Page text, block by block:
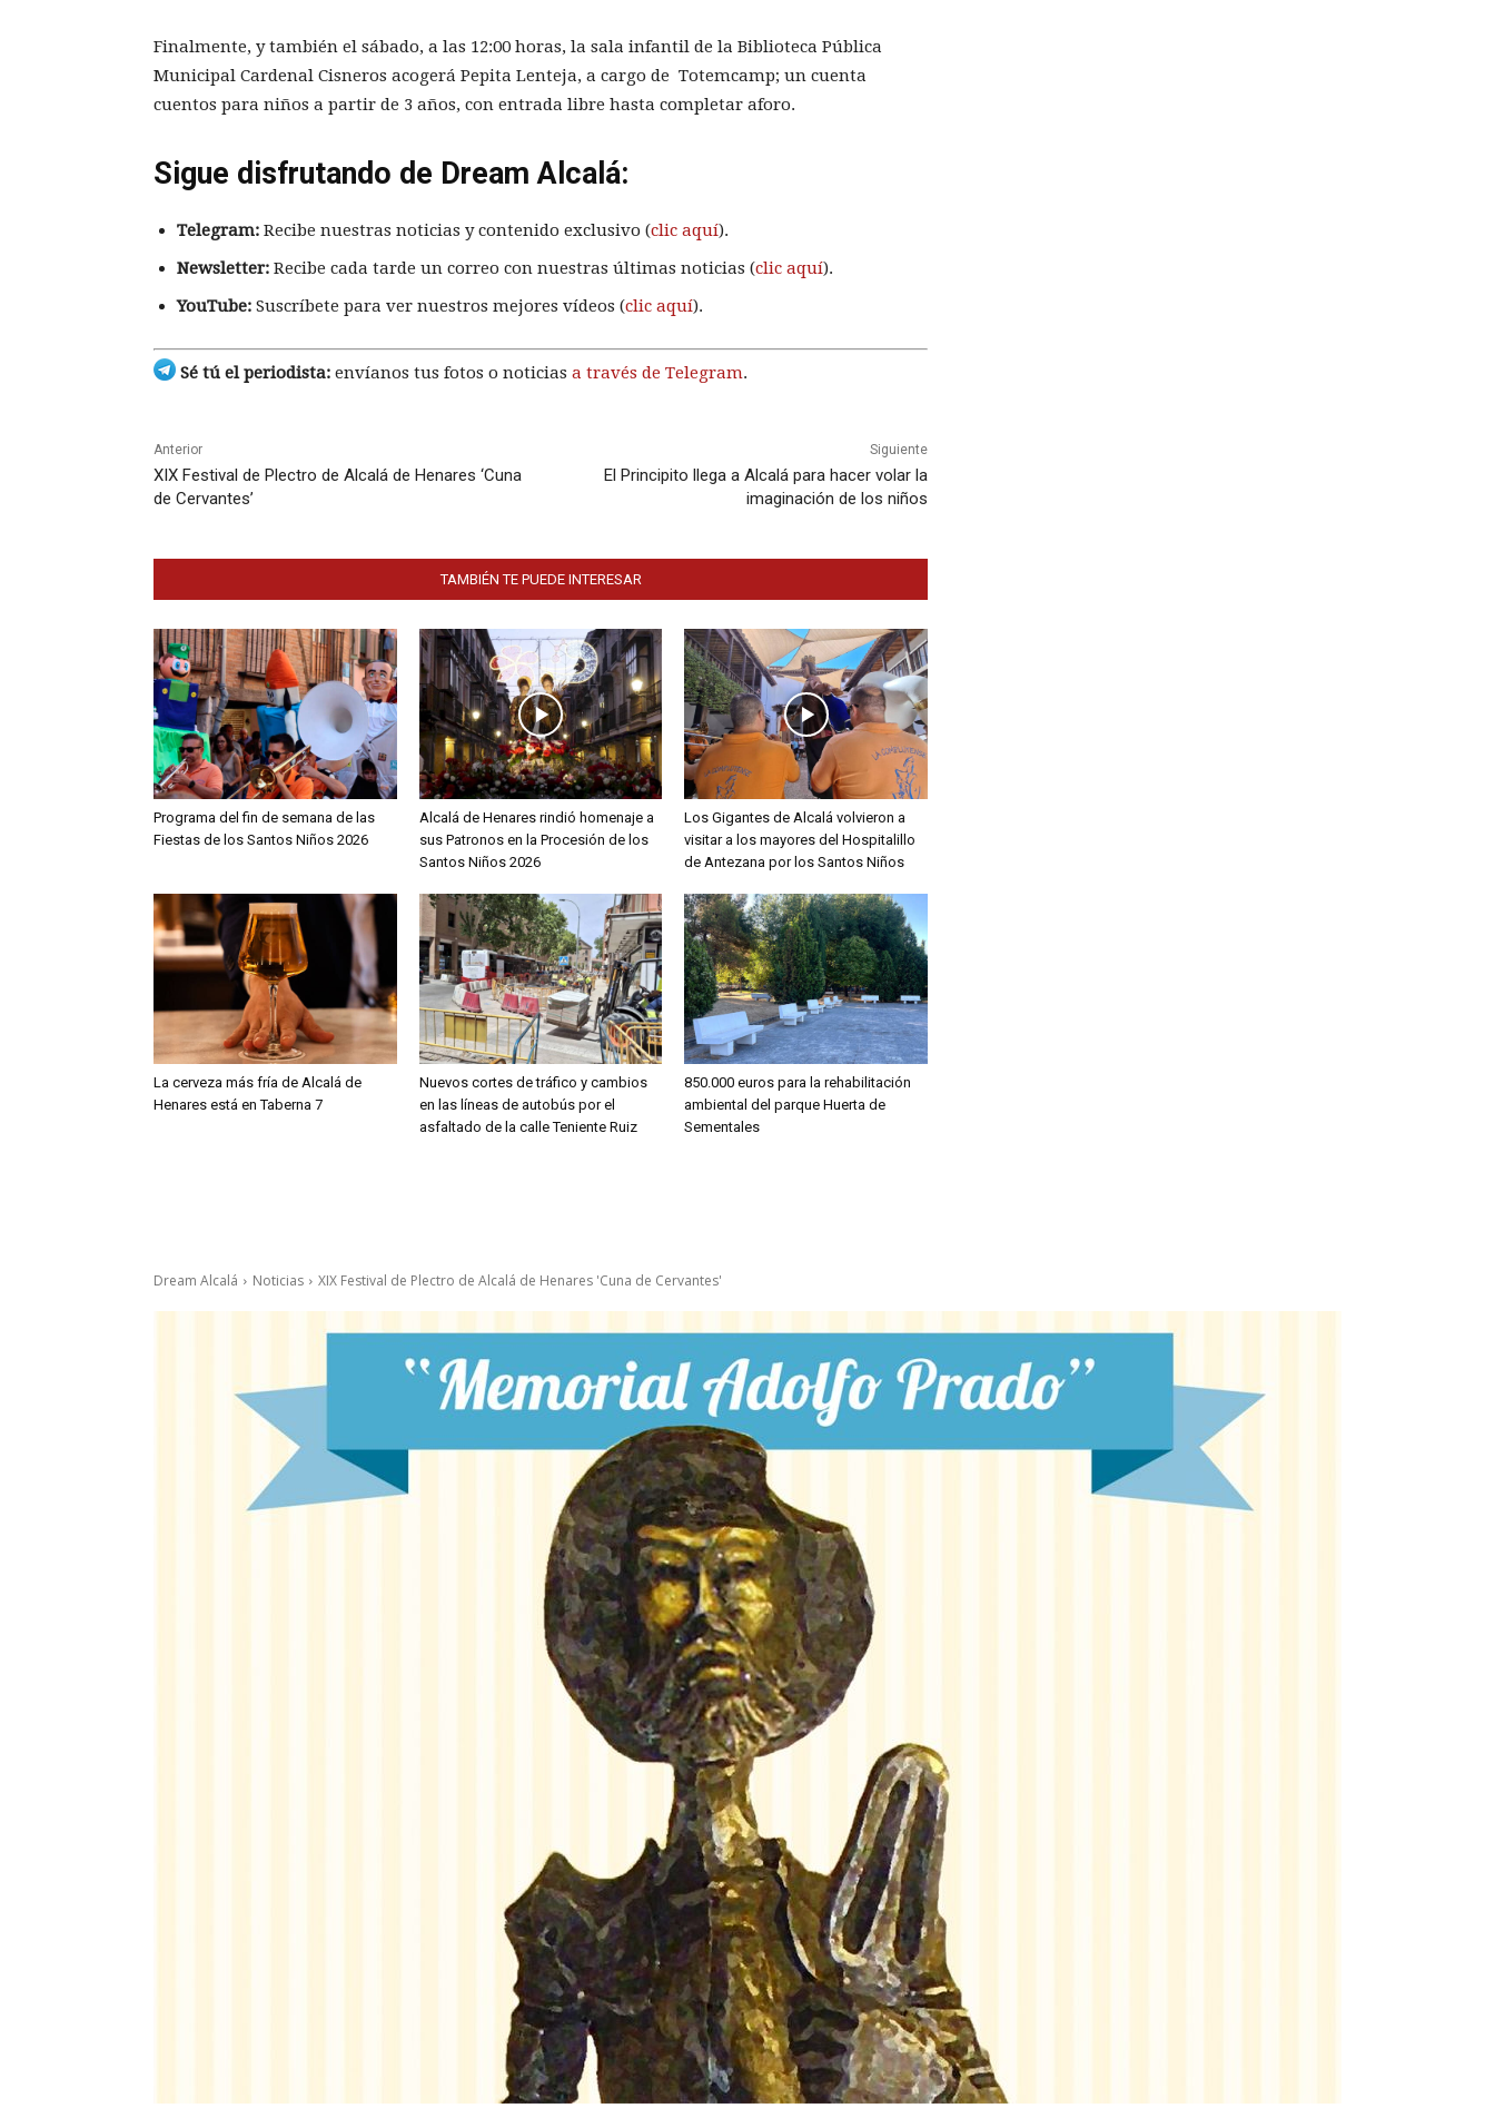
Finalmente, y también el sábado, a las 12:00 horas, la sala infantil de la Biblioteca Pública
Municipal Cardenal Cisneros acogerá Pepita Lenteja, a cargo de Totemcamp; un cuenta
cuentos para niños a partir de 3 años, con entrada libre hasta completar aforo.
Sigue disfrutando de Dream Alcalá:
Telegram: Recibe nuestras noticias y contenido exclusivo (clic aquí).
Newsletter: Recibe cada tarde un correo con nuestras últimas noticias (clic aquí).
YouTube: Suscríbete para ver nuestros mejores vídeos (clic aquí).
Sé tú el periodista: envíanos tus fotos o noticias a través de Telegram.
Anterior
XIX Festival de Plectro de Alcalá de Henares ‘Cuna
de Cervantes’
Siguiente
El Principito llega a Alcalá para hacer volar la
imaginación de los niños
TAMBIÉN TE PUEDE INTERESAR
Programa del fin de semana de las
Fiestas de los Santos Niños 2026
Alcalá de Henares rindió homenaje a
sus Patronos en la Procesión de los
Santos Niños 2026
Los Gigantes de Alcalá volvieron a
visitar a los mayores del Hospitalillo
de Antezana por los Santos Niños
La cerveza más fría de Alcalá de
Henares está en Taberna 7
Nuevos cortes de tráfico y cambios
en las líneas de autobús por el
asfaltado de la calle Teniente Ruiz
850.000 euros para la rehabilitación
ambiental del parque Huerta de
Sementales